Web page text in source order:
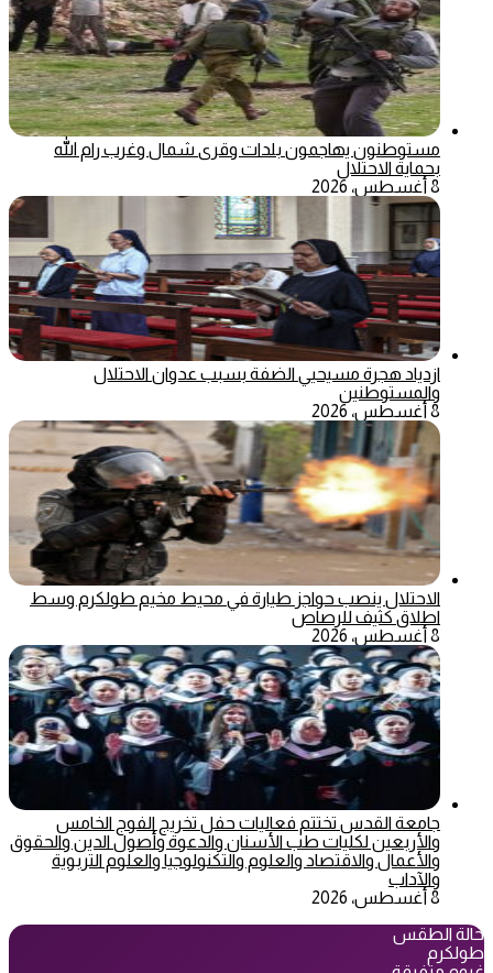
مستوطنون يهاجمون بلدات وقرى شمال وغرب رام الله
بحماية الاحتلال
8 أغسطس، 2026
ازدياد هجرة مسيحيي الضفة بسبب عدوان الاحتلال
والمستوطنين
8 أغسطس، 2026
الاحتلال ينصب حواجز طيارة في محيط مخيم طولكرم وسط
اطلاق كثيف للرصاص
8 أغسطس، 2026
جامعة القدس تختتم فعاليات حفل تخريج الفوج الخامس
والأربعين لكليات طب الأسنان والدعوة وأصول الدين والحقوق
والأعمال والاقتصاد والعلوم والتكنولوجيا والعلوم التربوية
والآداب
8 أغسطس، 2026
حالة الطقس
طولكرم